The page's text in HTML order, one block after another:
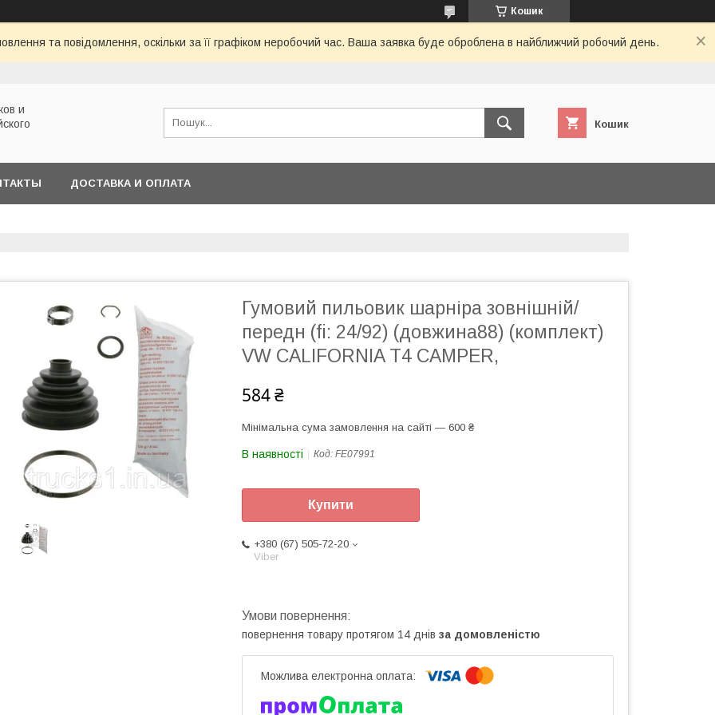
Кошик
та повідомлення, оскільки за її графіком неробочий час. Ваша заявка буде оброблена в найближчий робочий день.
и
Кошик
ДОСТАВКА И ОПЛАТА
Гумовий пильовик шарніра зовнішній/
передн (fi: 24/92) (довжина88) (комплект)
VW CALIFORNIA T4 CAMPER,
584 ₴
Мінімальна сума замовлення на сайті — 600 ₴
В наявності Код: FE07991
Купити
+380 (67) 505-72-20
Viber
повернення товару протягом 14 днів за домовленістю